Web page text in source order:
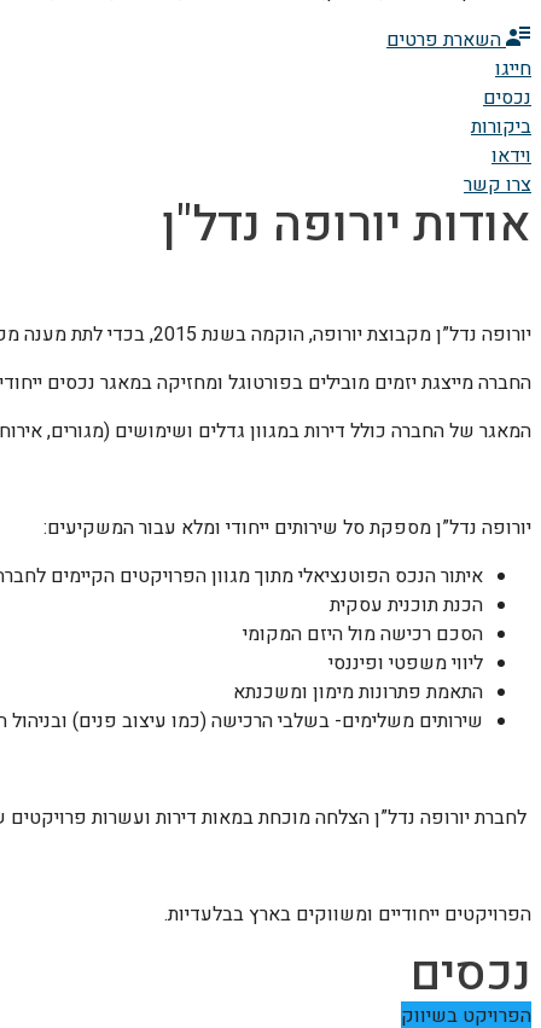
השארת פרטים
חייגו
נכסים
ביקורות
וידאו
צרו קשר
אודות יורופה נדל"ן
יורופה נדל”ן מקבוצת יורופה, הוקמה בשנת 2015, בכדי לתת מענה מקצועי לביקוש הגדל להשקעות נדל”ן בפורטוגל.
החברה מייצגת יזמים מובילים בפורטוגל ומחזיקה במאגר נכסים
המאגר של החברה כולל דירות במגוון גדלים ושימושים (מגורים,
יורופה נדל”ן מספקת סל שירותים ייחודי ומלא עבור המשקיעים:
איתור הנכס הפוטנציאלי מתוך מגוון הפרויקטים הקיימים
הכנת תוכנית עסקית
הסכם רכישה מול היזם המקומי
ליווי משפטי ופיננסי
התאמת פתרונות מימון ומשכנתא
שירותים משלימים- בשלבי הרכישה (כמו עיצוב פנים) ובניהול
לחברת יורופה נדל”ן הצלחה מוכחת במאות דירות ועשרות
הפרויקטים ייחודיים ומשווקים בארץ בבלעדיות.
נכסים